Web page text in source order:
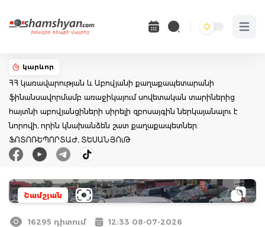
Open
կարևոր
ՀՀ կառավարության և Աբովյանի քաղաքապետարանի
ֆինանսավորմամբ առաջիկայում սովետական տարիներից
հայտնի աբովյանցիների սիրելի զբոսայգին ներկայանալու է
նորովի, որին կնախանձեն շատ քաղաքապետներ.
ՖՈՏՈՌԵՊՈՐՏԱԺ, ՏԵՍԱՆՅՈւԹ
Շամշյան
16295 դիտում 12:33 08-07-2026